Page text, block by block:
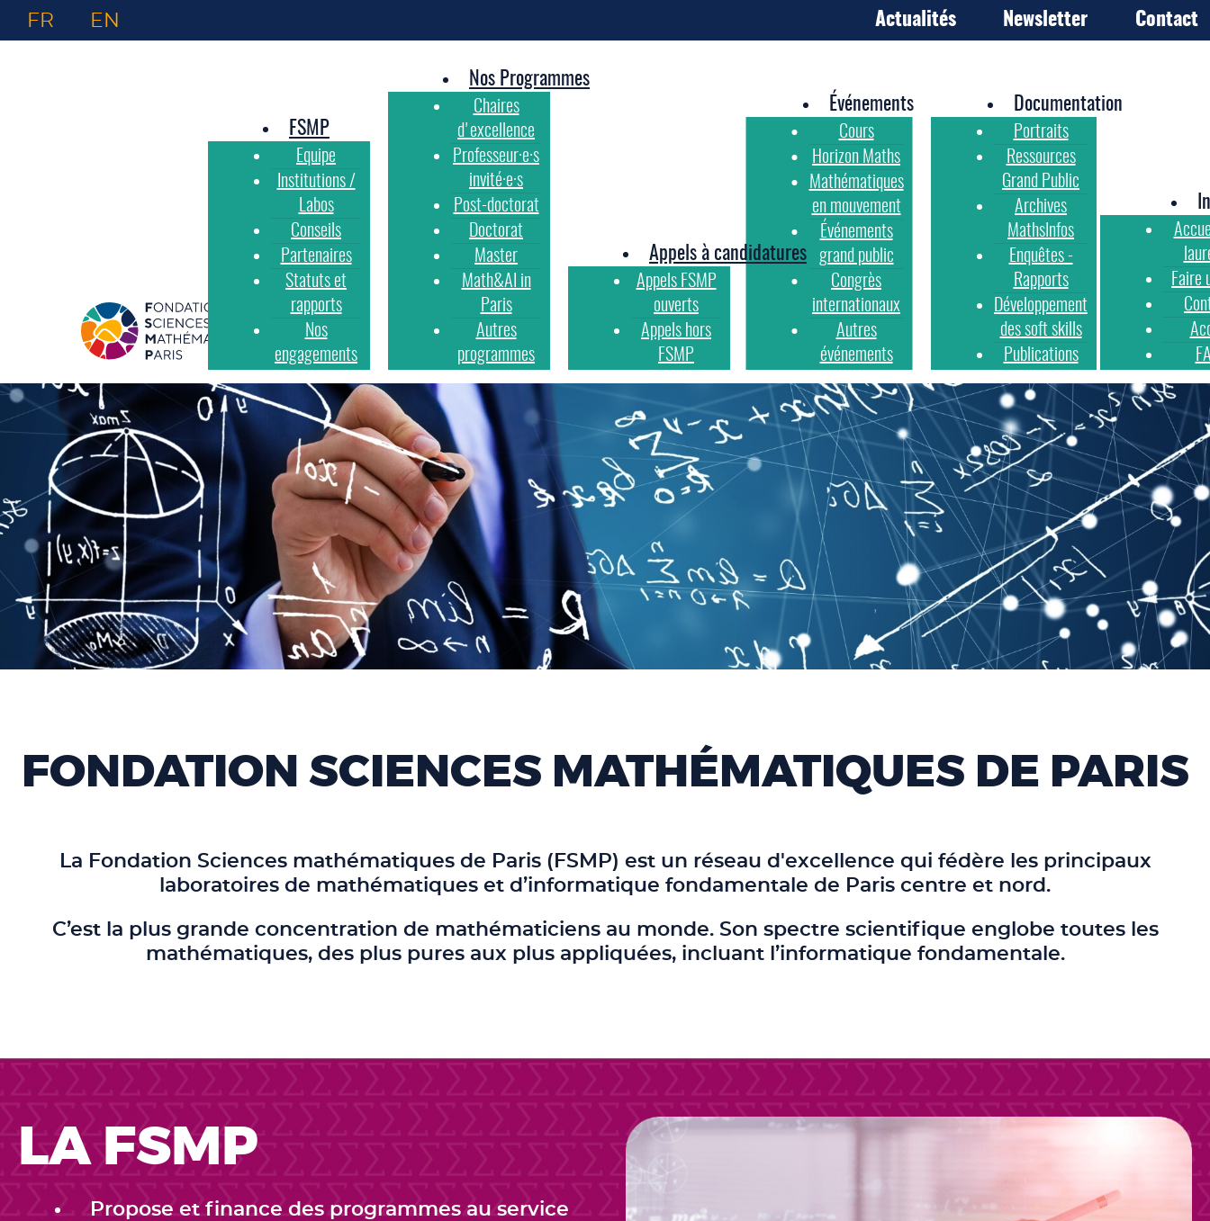
Actualités Newsletter Contact
FR EN
FSMP
Equipe
Institutions /
Labos
Conseils
Partenaires
Statuts et
rapports
Nos
engagements
Nos Programmes
Chaires
d'excellence
Professeur·e·s
invité·e·s
Post-doctorat
Doctorat
Master
Math&AI in
Paris
Autres
programmes
Appels à candidatures
Appels FSMP
ouverts
Appels hors
FSMP
Événements
Cours
Horizon Maths
Mathématiques
en mouvement
Événements
grand public
Congrès
internationaux
Autres
événements
Documentation
Portraits
Ressources
Grand Public
Archives
MathsInfos
Enquêtes -
Rapports
Développement
des soft skills
Publications
Faire
FONDATION SCIENCES MATHÉMATIQUES DE PARIS
La Fondation Sciences mathématiques de Paris (FSMP) est un réseau d'excellence qui fédère les principaux
laboratoires de mathématiques et d’informatique fondamentale de Paris centre et nord.
C’est la plus grande concentration de mathématiciens au monde. Son spectre scientifique englobe toutes les
mathématiques, des plus pures aux plus appliquées, incluant l’informatique fondamentale.
LA FSMP
Propose et finance des programmes au service